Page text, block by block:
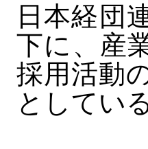
日本経団
下に、産
採用活動
としている